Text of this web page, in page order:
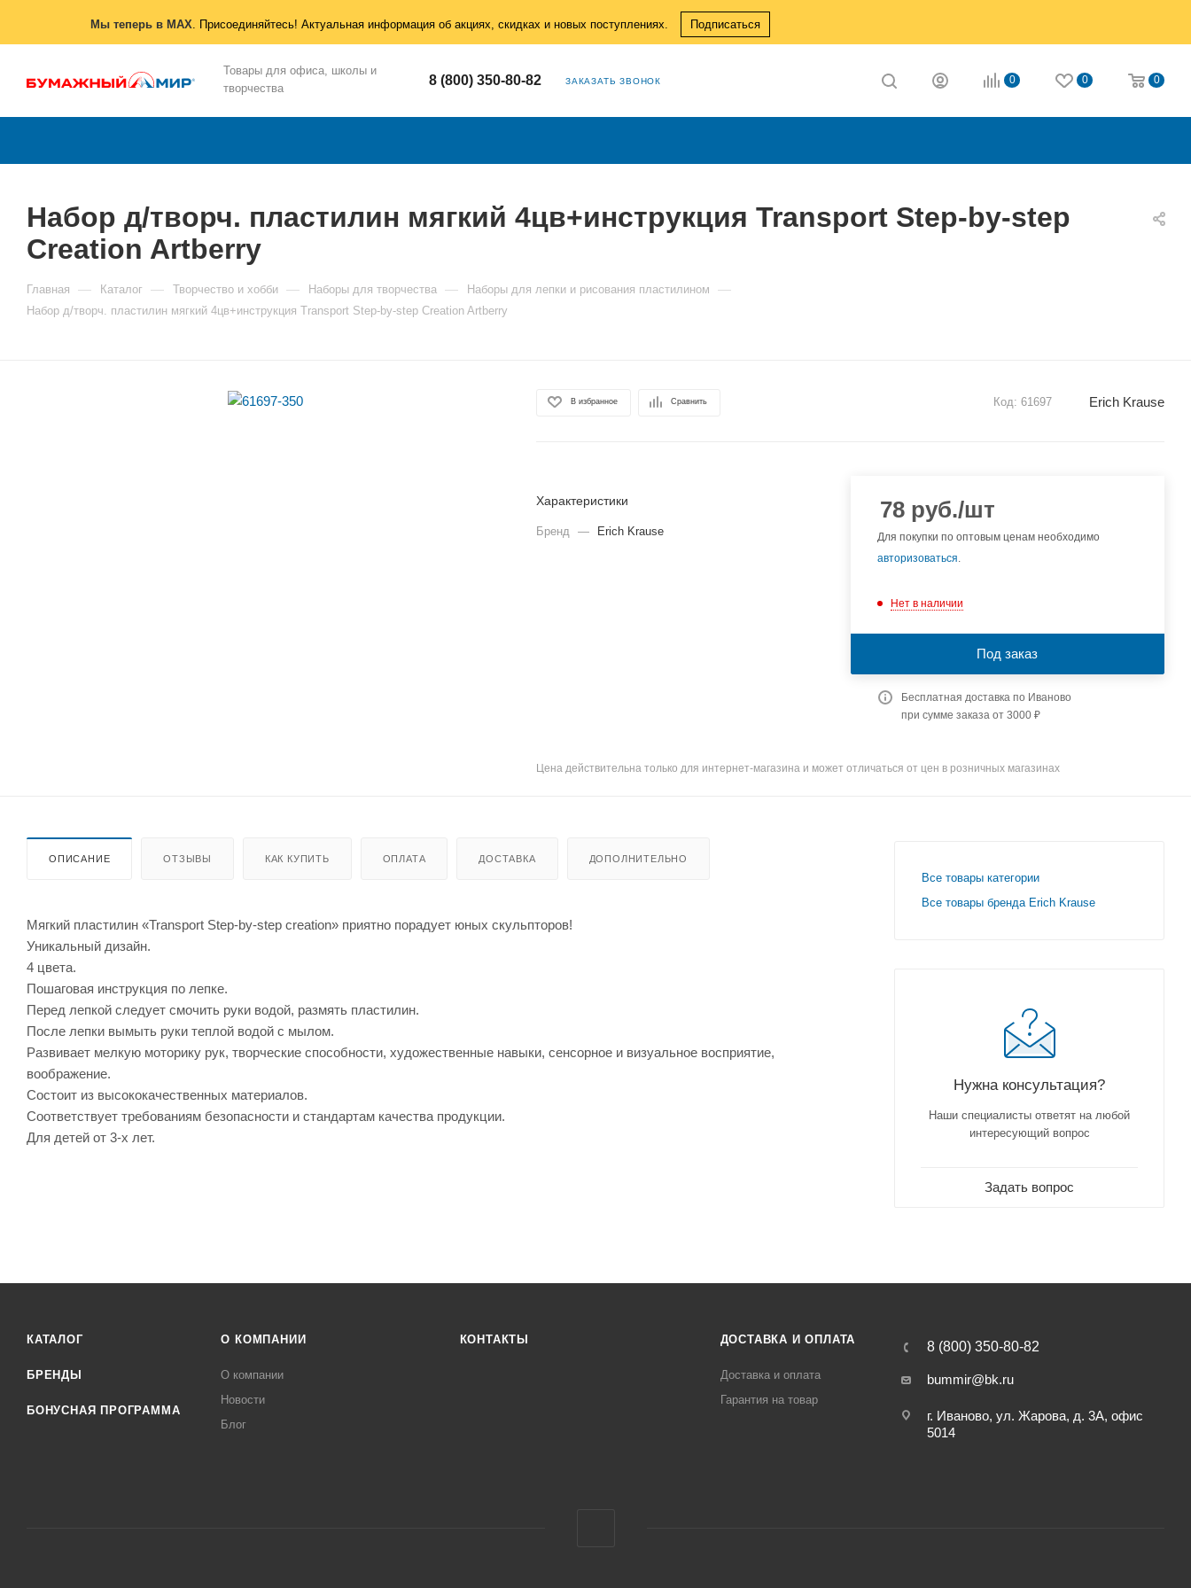
Мы теперь в MAX. Присоединяйтесь! Актуальная информация об акциях, скидках и новых поступлениях. Подписаться
Товары для офиса, школы и
творчества
8 (800) 350-80-82 ЗАКАЗАТЬ ЗВОНОК 0 0 0
Набор д/творч. пластилин мягкий 4цв+инструкция Transport Step-by-step
Сreation Artberry
Главная — Каталог — Творчество и хобби — Наборы для творчества — Наборы для лепки и рисования пластилином —
Набор д/творч. пластилин мягкий 4цв+инструкция Transport Step-by-step Сreation Artberry
В избранное Сравнить Код: 61697 Erich Krause
Характеристики
Бренд — Erich Krause
78руб./шт
Для покупки по оптовым ценам необходимо
авторизоваться.
Нет в наличии
Под заказ
Бесплатная доставка по Иваново
при сумме заказа от 3000 ₽
Цена действительна только для интернет-магазина и может отличаться от цен в розничных магазинах
ОПИСАНИЕ ОТЗЫВЫ КАК КУПИТЬ ОПЛАТА ДОСТАВКА ДОПОЛНИТЕЛЬНО
Мягкий пластилин «Transport Step-by-step creation» приятно порадует юных скульпторов!
Уникальный дизайн.
4 цвета.
Пошаговая инструкция по лепке.
Перед лепкой следует смочить руки водой, размять пластилин.
После лепки вымыть руки теплой водой с мылом.
Развивает мелкую моторику рук, творческие способности, художественные навыки, сенсорное и визуальное восприятие,
воображение.
Состоит из высококачественных материалов.
Соответствует требованиям безопасности и стандартам качества продукции.
Для детей от 3-х лет.
Все товары категории
Все товары бренда Erich Krause
Нужна консультация?
Наши специалисты ответят на любой
интересующий вопрос
Задать вопрос
КАТАЛОГ
БРЕНДЫ
БОНУСНАЯ ПРОГРАММА
О КОМПАНИИ
О компании
Новости
Блог
КОНТАКТЫ ДОСТАВКА И ОПЛАТА
Доставка и оплата
Гарантия на товар
8 (800) 350-80-82
bummir@bk.ru
г. Иваново, ул. Жарова, д. 3А, офис
5014